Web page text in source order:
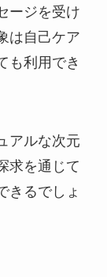
ージを受け
は自己ケア
も利用でき
アルな次元
求を通じて
きるでしょ